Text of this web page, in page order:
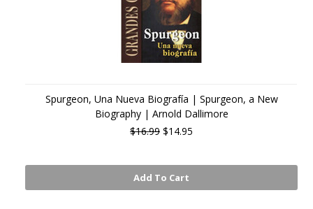
Spurgeon, Una Nueva Biografía | Spurgeon, a New
Biography | Arnold Dallimore
$16.99 $14.95
Add To Cart